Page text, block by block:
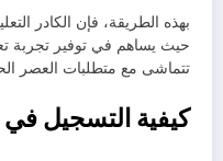
بهذه الطريقة، فإن الكادر
حيث يساهم في توفير تجربة
تتماشى مع متطلبات العصر
كيفية التسجيل في